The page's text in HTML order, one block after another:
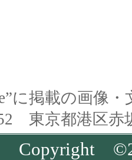
に掲載の画像
東京都港区
Copyright